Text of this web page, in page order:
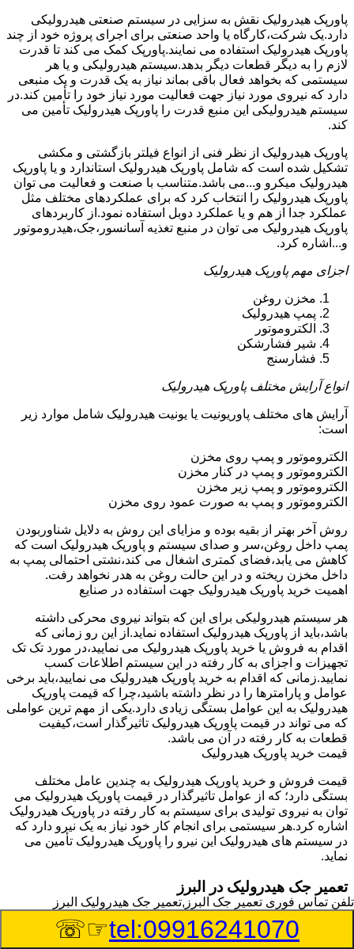
پاورپک هیدرولیک نقش به سزایی در سیستم صنعتی هیدرولیکی
دارد.یک شرکت،کارگاه یا واحد صنعتی برای اجرای پروژه خود از چند
پاورپک هیدرولیک استفاده می نمایند.پاورپک کمک می کند تا قدرت
لازم را به دیگر قطعات دیگر بدهد.سیستم هیدرولیکی و یا هر
سیستمی که بخواهد فعال باقی بماند نیاز به یک قدرت و یک منبعی
دارد که نیروی مورد نیاز جهت فعالیت مورد نیاز خود را تأمین کند.در
سیستم هیدرولیکی این منبع قدرت را پاورپک هیدرولیک تأمین می
کند.
پاورپک هیدرولیک از نظر فنی از انواع فیلتر بازگشتی و مکشی
تشکیل شده است که شامل پاورپک هیدرولیک استاندارد و یا پاورپک
هیدرولیک میکرو و...می باشد.متناسب با صنعت و فعالیت می توان
پاورپک هیدرولیک را انتخاب کرد که برای عملکردهای مختلف مثل
عملکرد جدا از هم و یا عملکرد دوبل استفاده نمود.از کاربردهای
پاورپک هیدرولیک می توان در منبع تغذیه آسانسور،جک،هیدروموتور
و...اشاره کرد.
اجزای مهم پاورپک هیدرولیک
مخزن روغن
پمپ هیدرولیک
الکتروموتور
شیر فشارشکن
فشارسنج
انواع آرایش مختلف پاورپک هیدرولیک
آرایش های مختلف پاوریونیت یا یونیت هیدرولیک شامل موارد زیر
است:
الکتروموتور و پمپ روی مخزن
الکتروموتور و پمپ در کنار مخزن
الکتروموتور و پمپ زیر مخزن
الکتروموتور و پمپ به صورت عمود روی مخزن
روش آخر بهتر از بقیه بوده و مزایای این روش به دلایل شناوربودن
پمپ داخل روغن،سر و صدای سیستم و پاورپک هیدرولیک است که
کاهش می یابد،فضای کمتری اشغال می کند،نشتی احتمالی پمپ به
داخل مخزن ریخته و در این حالت روغن به هدر نخواهد رفت.
اهمیت خرید پاورپک هیدرولیک جهت استفاده در صنایع
هر سیستم هیدرولیکی برای این که بتواند نیروی محرکی داشته
باشد،باید از پاورپک هیدرولیک استفاده نماید.از این رو زمانی که
اقدام به فروش یا خرید پاورپک هیدرولیک می نمایید،در مورد تک تک
تجهیزات و اجزای به کار رفته در این سیستم اطلاعات کسب
نمایید.زمانی که اقدام به خرید پاورپک هیدرولیک می نمایید،باید برخی
عوامل و پارامترها را در نظر داشته باشید،چرا که قیمت پاورپک
هیدرولیک به این عوامل بستگی زیادی دارد.یکی از مهم ترین عواملی
که می تواند در قیمت پاورپک هیدرولیک تاثیرگذار است،کیفیت
قطعات به کار رفته در آن می باشد.
قیمت خرید پاورپک هیدرولیک
قیمت فروش و خرید پاورپک هیدرولیک به چندین عامل مختلف
بستگی دارد؛ که از عوامل تاثیرگذار در قیمت پاورپک هیدرولیک می
توان به نیروی تولیدی برای سیستم به کار رفته در پاورپک هیدرولیک
اشاره کرد.هر سیستمی برای انجام کار خود نیاز به یک نیرو دارد که
در سیستم های هیدرولیک این نیرو را پاورپک هیدرولیک تأمین می
نماید.
تعمیر جک هیدرولیک در البرز
وسیله‎ای که با عملکرد خود موجب بلند شدن اهرم و یا وزن سنگین
در یک قسمت می گردد را جک هیدرولیک می نامند.جک هیدرولیک
تلفن تماس فوری تعمیر جک البرز,تعمیر جک هیدرولیک البرز
tel:09916241070
☞☏